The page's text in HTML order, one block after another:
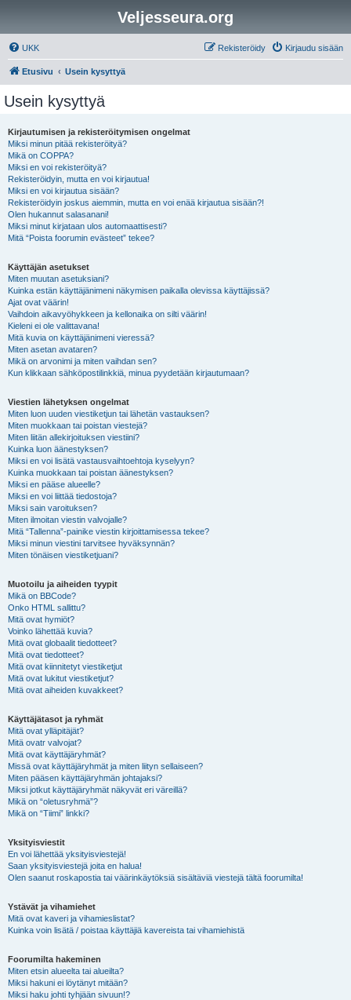
Veljesseura.org
UKK Kirjaudu sisään
Rekisteröidy
Etusivu Usein kysyttyä
Usein kysyttyä
Kirjautumisen ja rekisteröitymisen ongelmat
Miksi minun pitää rekisteröityä?
Mikä on COPPA?
Miksi en voi rekisteröityä?
Rekisteröidyin, mutta en voi kirjautua!
Miksi en voi kirjautua sisään?
Rekisteröidyin joskus aiemmin, mutta en voi enää kirjautua sisään?!
Olen hukannut salasanani!
Miksi minut kirjataan ulos automaattisesti?
Mitä “Poista foorumin evästeet” tekee?
Käyttäjän asetukset
Miten muutan asetuksiani?
Kuinka estän käyttäjänimeni näkymisen paikalla olevissa käyttäjissä?
Ajat ovat väärin!
Vaihdoin aikavyöhykkeen ja kellonaika on silti väärin!
Kieleni ei ole valittavana!
Mitä kuvia on käyttäjänimeni vieressä?
Miten asetan avataren?
Mikä on arvonimi ja miten vaihdan sen?
Kun klikkaan sähköpostilinkkiä, minua pyydetään kirjautumaan?
Viestien lähetyksen ongelmat
Miten luon uuden viestiketjun tai lähetän vastauksen?
Miten muokkaan tai poistan viestejä?
Miten liitän allekirjoituksen viestiini?
Kuinka luon äänestyksen?
Miksi en voi lisätä vastausvaihtoehtoja kyselyyn?
Kuinka muokkaan tai poistan äänestyksen?
Miksi en pääse alueelle?
Miksi en voi liittää tiedostoja?
Miksi sain varoituksen?
Miten ilmoitan viestin valvojalle?
Mitä “Tallenna”-painike viestin kirjoittamisessa tekee?
Miksi minun viestini tarvitsee hyväksynnän?
Miten tönäisen viestiketjuani?
Muotoilu ja aiheiden tyypit
Mikä on BBCode?
Onko HTML sallittu?
Mitä ovat hymiöt?
Voinko lähettää kuvia?
Mitä ovat globaalit tiedotteet?
Mitä ovat tiedotteet?
Mitä ovat kiinnitetyt viestiketjut
Mitä ovat lukitut viestiketjut?
Mitä ovat aiheiden kuvakkeet?
Käyttäjätasot ja ryhmät
Mitä ovat ylläpitäjät?
Mitä ovatr valvojat?
Mitä ovat käyttäjäryhmät?
Missä ovat käyttäjäryhmät ja miten liityn sellaiseen?
Miten pääsen käyttäjäryhmän johtajaksi?
Miksi jotkut käyttäjäryhmät näkyvät eri väreillä?
Mikä on “oletusryhmä”?
Mikä on “Tiimi” linkki?
Yksityisviestit
En voi lähettää yksityisviestejä!
Saan yksityisviestejä joita en halua!
Olen saanut roskapostia tai väärinkäytöksiä sisältäviä viestejä tältä foorumilta!
Ystävät ja vihamiehet
Mitä ovat kaveri ja vihamieslistat?
Kuinka voin lisätä / poistaa käyttäjiä kavereista tai vihamiehistä
Foorumilta hakeminen
Miten etsin alueelta tai alueilta?
Miksi hakuni ei löytänyt mitään?
Miksi haku johti tyhjään sivuun!?